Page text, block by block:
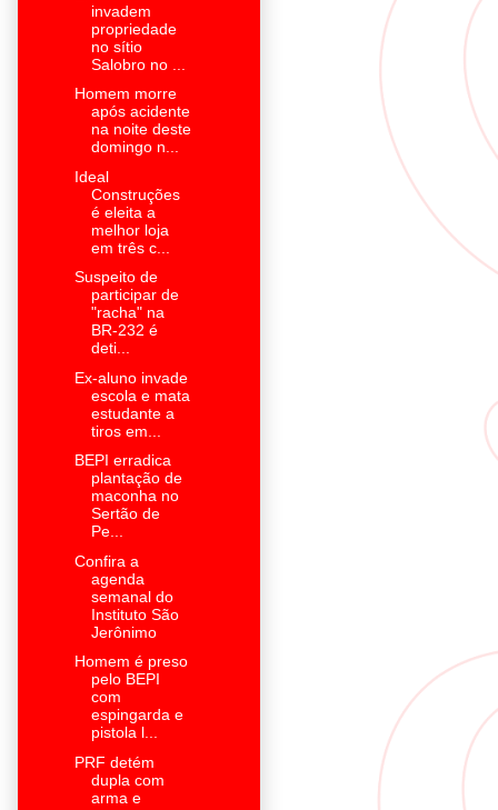
invadem
propriedade
no sítio
Salobro no ...
Homem morre
após acidente
na noite deste
domingo n...
Ideal
Construções
é eleita a
melhor loja
em três c...
Suspeito de
participar de
"racha" na
BR-232 é
deti...
Ex-aluno invade
escola e mata
estudante a
tiros em...
BEPI erradica
plantação de
maconha no
Sertão de
Pe...
Confira a
agenda
semanal do
Instituto São
Jerônimo
Homem é preso
pelo BEPI
com
espingarda e
pistola l...
PRF detém
dupla com
arma e